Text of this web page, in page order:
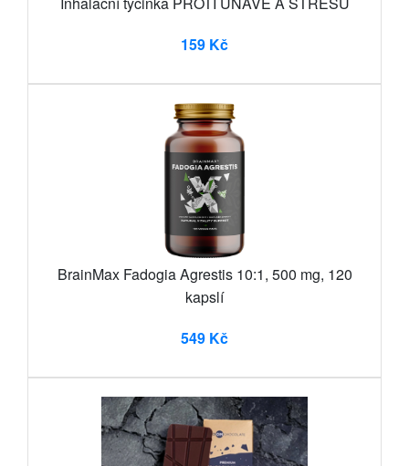
159 Kč
BrainMax Fadogia Agrestis 10:1, 500 mg, 120
kapslí
549 Kč